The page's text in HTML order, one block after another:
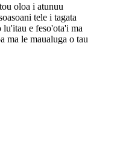
oloa i atunuu
tele i tagata
e feso'ota'i ma
ma le maualuga o tau